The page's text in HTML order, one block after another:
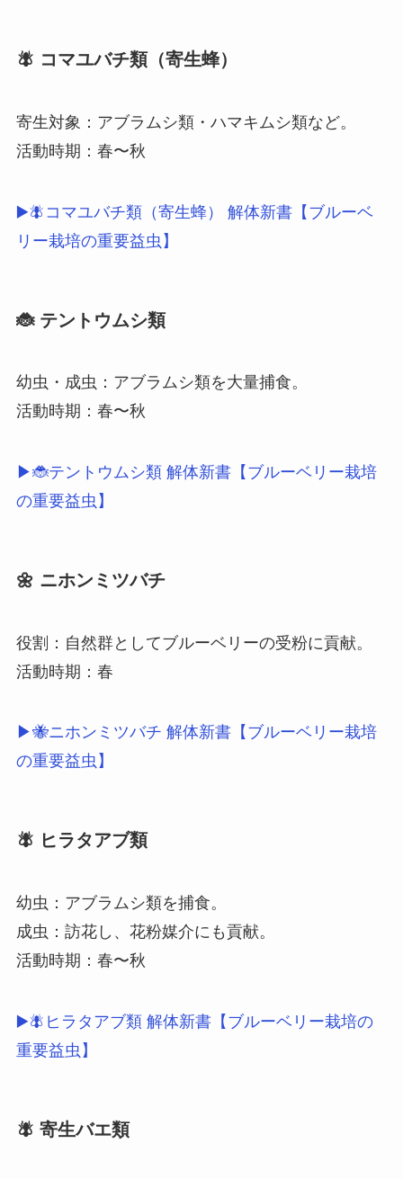
🪰 コマユバチ類（寄生蜂）
寄生対象：アブラムシ類・ハマキムシ類など。
活動時期：春〜秋
▶🪰コマユバチ類（寄生蜂） 解体新書【ブルーベ
リー栽培の重要益虫】
🐞 テントウムシ類
幼虫・成虫：アブラムシ類を大量捕食。
活動時期：春〜秋
▶🐞テントウムシ類 解体新書【ブルーベリー栽培
の重要益虫】
🌼 ニホンミツバチ
役割：自然群としてブルーベリーの受粉に貢献。
活動時期：春
▶🐝ニホンミツバチ 解体新書【ブルーベリー栽培
の重要益虫】
🪰 ヒラタアブ類
幼虫：アブラムシ類を捕食。
成虫：訪花し、花粉媒介にも貢献。
活動時期：春〜秋
▶🪰ヒラタアブ類 解体新書【ブルーベリー栽培の
重要益虫】
🪰 寄生バエ類